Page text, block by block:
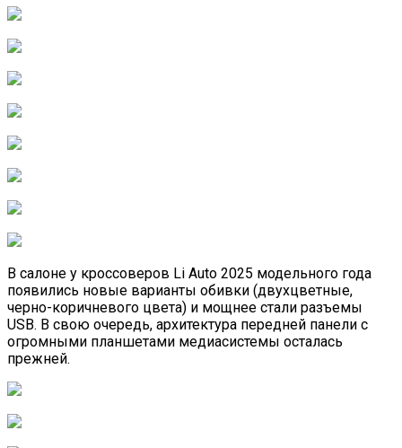
В салоне у кроссоверов Li Auto 2025 модельного года
появились новые варианты обивки (двухцветные,
черно-коричневого цвета) и мощнее стали разъемы
USB. В свою очередь, архитектура передней панели с
огромными планшетами медиасистемы осталась
прежней.